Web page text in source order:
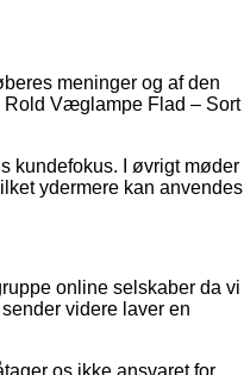
meninger og af den
Rold Væglampe Flad – Sort
kundefokus. I øvrigt møder
ydermere kan anvendes
online selskaber da vi
videre laver en
os ikke ansvaret for